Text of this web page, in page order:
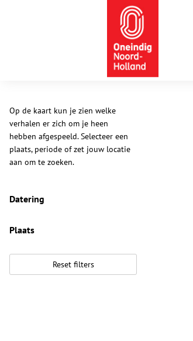
Op de kaart kun je zien welke
verhalen er zich om je heen
hebben afgespeeld. Selecteer een
plaats, periode of zet jouw locatie
aan om te zoeken.
Datering
Plaats
Reset filters